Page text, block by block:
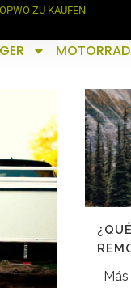
WO ZU KAUFEN